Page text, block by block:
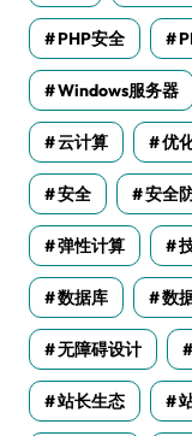
PHP安全
Windows服务器
云计算 优
安全 安全
弹性计算
数据库 数
无障碍设计
站长生态